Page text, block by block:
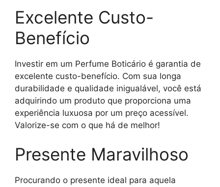
Excelente Custo-
Benefício
Investir em um Perfume Boticário é garantia de
excelente custo-benefício. Com sua longa
durabilidade e qualidade inigualável, você está
adquirindo um produto que proporciona uma
experiência luxuosa por um preço acessível.
Valorize-se com o que há de melhor!
Presente Maravilhoso
Procurando o presente ideal para aquela